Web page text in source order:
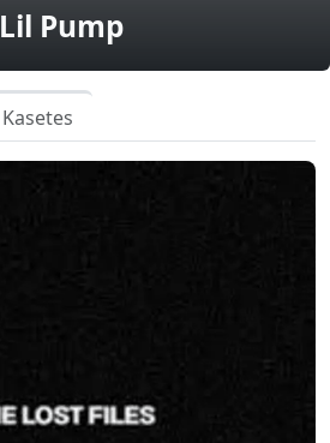
Lil Pumpvinila plates,
Kasetes